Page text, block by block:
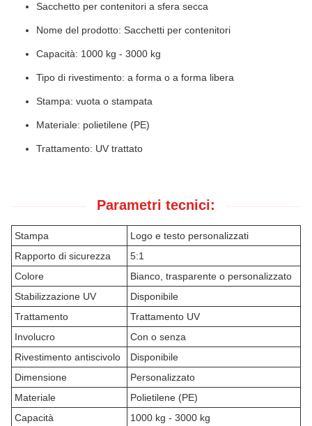
Sacchetto per contenitori a sfera secca
Nome del prodotto: Sacchetti per contenitori
Capacità: 1000 kg - 3000 kg
Tipo di rivestimento: a forma o a forma libera
Stampa: vuota o stampata
Materiale: polietilene (PE)
Trattamento: UV trattato
Parametri tecnici:
Stampa
Logo e testo personalizzati
Rapporto di sicurezza
5:1
Colore
Bianco, trasparente o personalizzato
Stabilizzazione UV
Disponibile
Trattamento
Trattamento UV
Involucro
Con o senza
Rivestimento antiscivolo
Disponibile
Dimensione
Personalizzato
Materiale
Polietilene (PE)
Capacità
1000 kg - 3000 kg